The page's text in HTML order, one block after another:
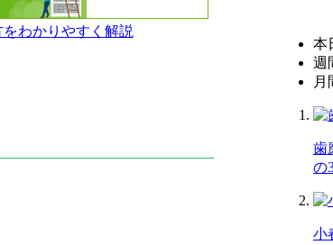
わかりやすく解説
本
週
月
歯
の
小